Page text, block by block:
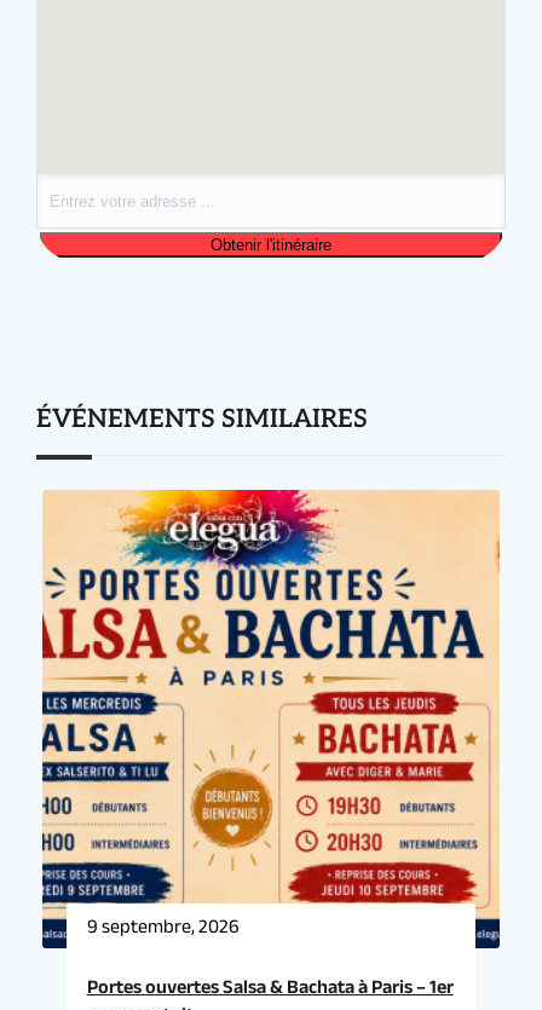
ÉVÉNEMENTS SIMILAIRES
9 septembre, 2026
Portes ouvertes Salsa & Bachata à Paris – 1er